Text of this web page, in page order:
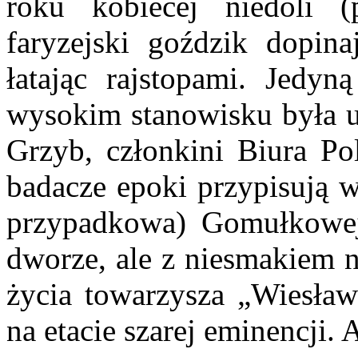
faryzejski goździk
łatając rajstopami.
wysokim stanowisku
Grzyb, członkini Biura
badacze epoki przypisują
przypadkowa)
dworze, ale z niesmakiem
życia towarzysza
na etacie szarej eminencji.